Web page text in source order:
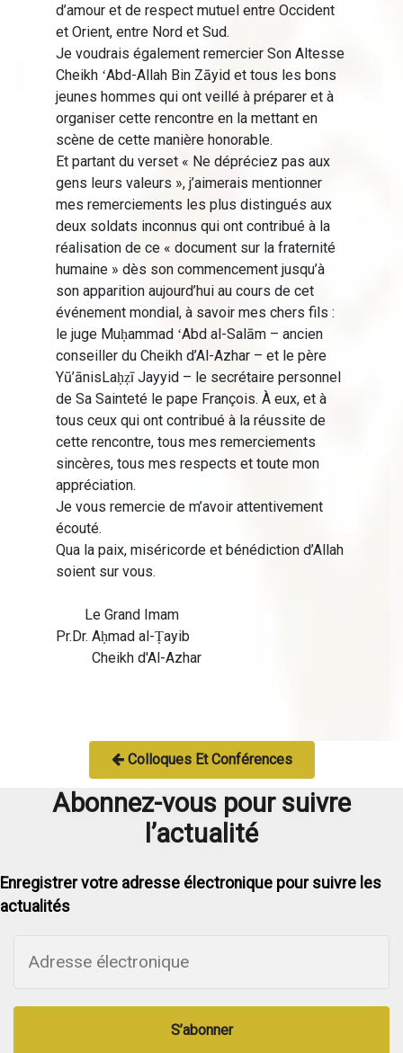
d’amour et de respect mutuel entre Occident
et Orient, entre Nord et Sud.
Je voudrais également remercier Son Altesse
Cheikh ʻAbd-Allah Bin Zāyid et tous les bons
jeunes hommes qui ont veillé à préparer et à
organiser cette rencontre en la mettant en
scène de cette manière honorable.
Et partant du verset « Ne dépréciez pas aux
gens leurs valeurs », j’aimerais mentionner
mes remerciements les plus distingués aux
deux soldats inconnus qui ont contribué à la
réalisation de ce « document sur la fraternité
humaine » dès son commencement jusqu’à
son apparition aujourd’hui au cours de cet
événement mondial, à savoir mes chers fils :
le juge Muḥammad ʻAbd al-Salām – ancien
conseiller du Cheikh d’Al-Azhar – et le père
Yū’ānisLaḥẓī Jayyid – le secrétaire personnel
de Sa Sainteté le pape François. À eux, et à
tous ceux qui ont contribué à la réussite de
cette rencontre, tous mes remerciements
sincères, tous mes respects et toute mon
appréciation.
Je vous remercie de m’avoir attentivement
écouté.
Qua la paix, miséricorde et bénédiction d’Allah
soient sur vous.
Le Grand Imam
Pr.Dr. Aḥmad al-Ṭayib
Cheikh d'Al-Azhar
Colloques Et Conférences
Abonnez-vous pour suivre
l’actualité
Enregistrer votre adresse électronique pour suivre les
actualités
S’abonner